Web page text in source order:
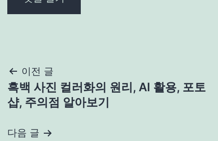
글
탐
이전 글
흑백 사진 컬러화의 원리, AI 활용, 포토
샵, 주의점 알아보기
다음 글